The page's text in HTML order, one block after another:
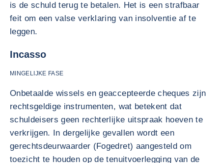
is de schuld terug te betalen. Het is een strafbaar
feit om een valse verklaring van insolventie af te
leggen.
Incasso
MINGELIJKE FASE
Onbetaalde wissels en geaccepteerde cheques zijn
rechtsgeldige instrumenten, wat betekent dat
schuldeisers geen rechterlijke uitspraak hoeven te
verkrijgen. In dergelijke gevallen wordt een
gerechtsdeurwaarder (Fogedret) aangesteld om
toezicht te houden op de tenuitvoerlegging van de